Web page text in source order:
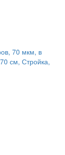
70 мкм, в
см, Стройка,